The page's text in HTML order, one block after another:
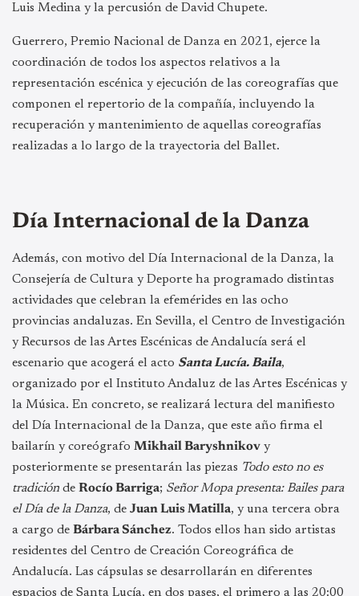
Luis Medina y la percusión de David Chupete.
Guerrero, Premio Nacional de Danza en 2021, ejerce la
coordinación de todos los aspectos relativos a la
representación escénica y ejecución de las coreografías que
componen el repertorio de la compañía, incluyendo la
recuperación y mantenimiento de aquellas coreografías
realizadas a lo largo de la trayectoria del Ballet.
Día Internacional de la Danza
Además, con motivo del Día Internacional de la Danza, la
Consejería de Cultura y Deporte ha programado distintas
actividades que celebran la efemérides en las ocho
provincias andaluzas. En Sevilla, el Centro de Investigación
y Recursos de las Artes Escénicas de Andalucía será el
escenario que acogerá el acto Santa Lucía. Baila,
organizado por el Instituto Andaluz de las Artes Escénicas y
la Música. En concreto, se realizará lectura del manifiesto
del Día Internacional de la Danza, que este año firma el
bailarín y coreógrafo Mikhail Baryshnikov y
posteriormente se presentarán las piezas Todo esto no es
tradición de Rocío Barriga; Señor Mopa presenta: Bailes para
el Día de la Danza, de Juan Luis Matilla, y una tercera obra
a cargo de Bárbara Sánchez. Todos ellos han sido artistas
residentes del Centro de Creación Coreográfica de
Andalucía. Las cápsulas se desarrollarán en diferentes
espacios de Santa Lucía, en dos pases, el primero a las 20:00